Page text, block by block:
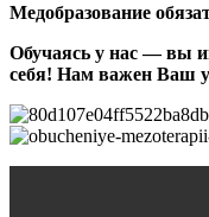
Медобразование
Обучаясь у нас — вы
себя! Нам важен Ваш